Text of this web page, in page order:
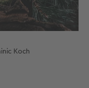
Koch